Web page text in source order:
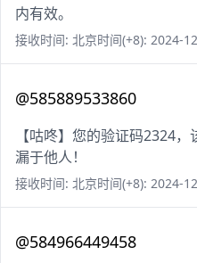
内有效。
接收时间: 北京时间(+8): 2024-
@585889533860
【咕咚】您的验证码2324
漏于他人！
接收时间: 北京时间(+8): 2024-
@584966449458